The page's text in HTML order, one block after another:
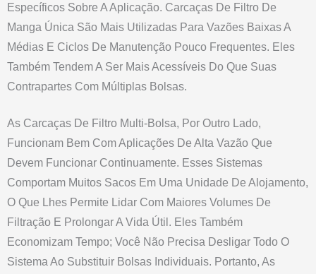
Específicos Sobre A Aplicação. Carcaças De Filtro De
Manga Única São Mais Utilizadas Para Vazões Baixas A
Médias E Ciclos De Manutenção Pouco Frequentes. Eles
Também Tendem A Ser Mais Acessíveis Do Que Suas
Contrapartes Com Múltiplas Bolsas.
As Carcaças De Filtro Multi-Bolsa, Por Outro Lado,
Funcionam Bem Com Aplicações De Alta Vazão Que
Devem Funcionar Continuamente. Esses Sistemas
Comportam Muitos Sacos Em Uma Unidade De Alojamento,
O Que Lhes Permite Lidar Com Maiores Volumes De
Filtração E Prolongar A Vida Útil. Eles Também
Economizam Tempo; Você Não Precisa Desligar Todo O
Sistema Ao Substituir Bolsas Individuais. Portanto, As